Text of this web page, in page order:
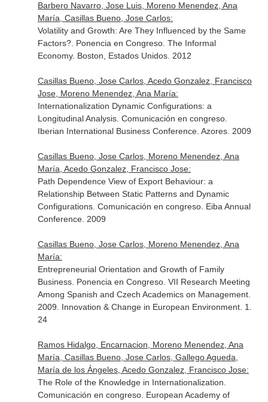
Barbero Navarro, Jose Luis, Moreno Menendez, Ana
María, Casillas Bueno, Jose Carlos:
Volatility and Growth: Are They Influenced by the Same
Factors?. Ponencia en Congreso. The Informal
Economy. Boston, Estados Unidos. 2012
Casillas Bueno, Jose Carlos, Acedo Gonzalez, Francisco
Jose, Moreno Menendez, Ana María:
Internationalization Dynamic Configurations: a
Longitudinal Analysis. Comunicación en congreso.
Iberian International Business Conference. Azores. 2009
Casillas Bueno, Jose Carlos, Moreno Menendez, Ana
María, Acedo Gonzalez, Francisco Jose:
Path Dependence View of Export Behaviour: a
Relationship Between Static Patterns and Dynamic
Configurations. Comunicación en congreso. Eiba Annual
Conference. 2009
Casillas Bueno, Jose Carlos, Moreno Menendez, Ana
María:
Entrepreneurial Orientation and Growth of Family
Business. Ponencia en Congreso. VII Research Meeting
Among Spanish and Czech Academics on Management.
2009. Innovation & Change in European Environment. 1.
24
Ramos Hidalgo, Encarnacion, Moreno Menendez, Ana
María, Casillas Bueno, Jose Carlos, Gallego Agueda,
María de los Ángeles, Acedo Gonzalez, Francisco Jose:
The Role of the Knowledge in Internationalization.
Comunicación en congreso. European Academy of